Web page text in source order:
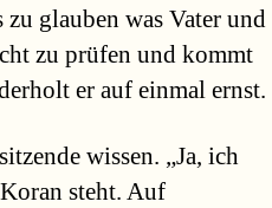
glauben was Vater und
zu prüfen und kommt
er auf einmal ernst.
wissen. „Ja, ich
steht. Auf